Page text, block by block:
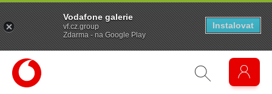
Vodafone galerie
vf.cz.group
Zdarma - na Google Play
Instalovat